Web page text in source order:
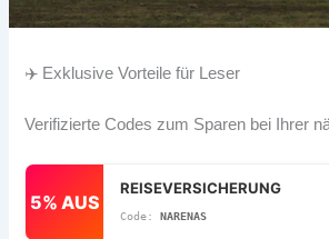
✈️ Exklusive Vorteile für Leser
Verifizierte Codes zum Sparen bei Ihrer
5% AUS
REISEVERSICHERUNG
NARENAS